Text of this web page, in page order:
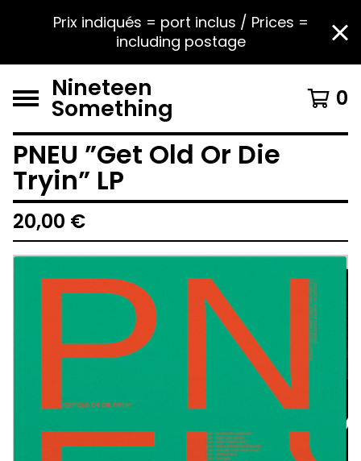
Prix indiqués = port inclus / Prices =
including postage
Nineteen
Something 0
PNEU ”Get Old Or Die
Tryin” LP
20,00 €